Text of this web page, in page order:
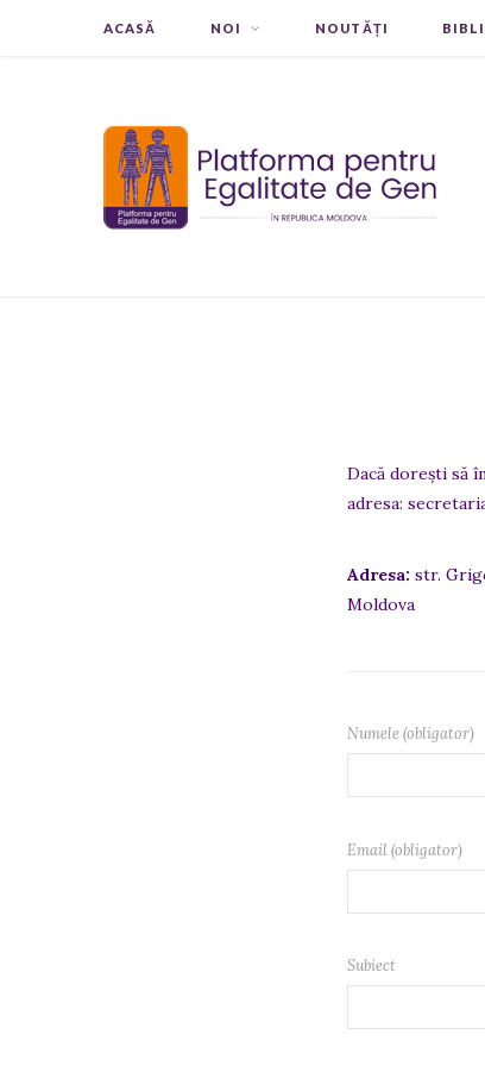
ACASĂ NOI NOUTĂȚI
Dacă dorești să
adresa:
Adresa: str.
Moldova
Numele (obligator)
Email (obligator)
Subiect